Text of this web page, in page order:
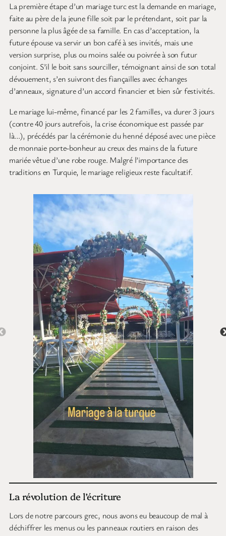
La première étape d’un mariage turc est la demande en mariage,
faite au père de la jeune fille soit par le prétendant, soit par la
personne la plus âgée de sa famille. En cas d’acceptation, la
future épouse va servir un bon café à ses invités, mais une
version surprise, plus ou moins salée ou poivrée à son futur
conjoint. S’il le boit sans sourciller, témoignant ainsi de son total
dévouement, s’en suivront des fiançailles avec échanges
d’anneaux, signature d’un accord financier et bien sûr festivités.
Le mariage lui-même, financé par les 2 familles, va durer 3 jours
(contre 40 jours autrefois, la crise économique est passée par
là…), précédés par la cérémonie du henné déposé avec une pièce
de monnaie porte-bonheur au creux des mains de la future
mariée vêtue d’une robe rouge. Malgré l’importance des
traditions en Turquie, le mariage religieux reste facultatif.
La révolution de l’écriture
Lors de notre parcours grec, nous avons eu beaucoup de mal à
déchiffrer les menus ou les panneaux routiers en raison des